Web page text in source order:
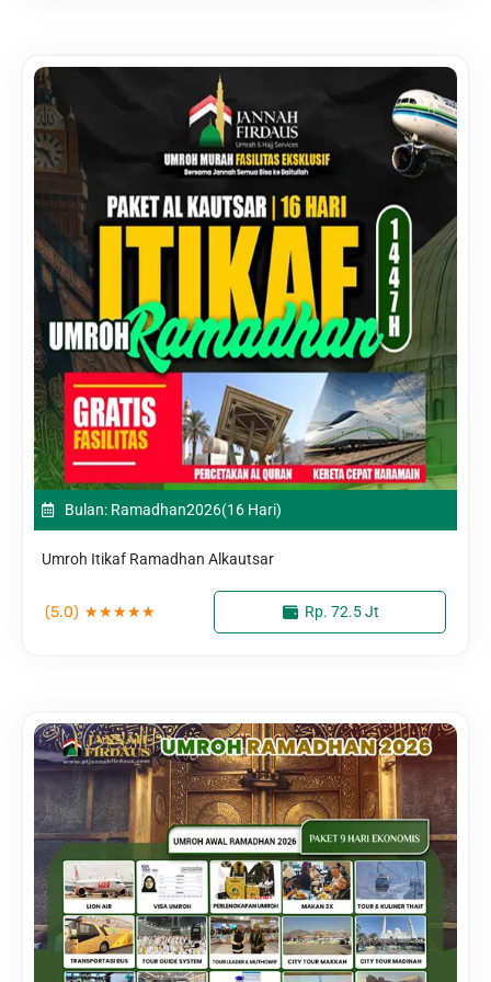
Bulan: Ramadhan2026(16 Hari)
Umroh Itikaf Ramadhan Alkautsar
(5.0) ★★★★★ Rp. 72.5 Jt